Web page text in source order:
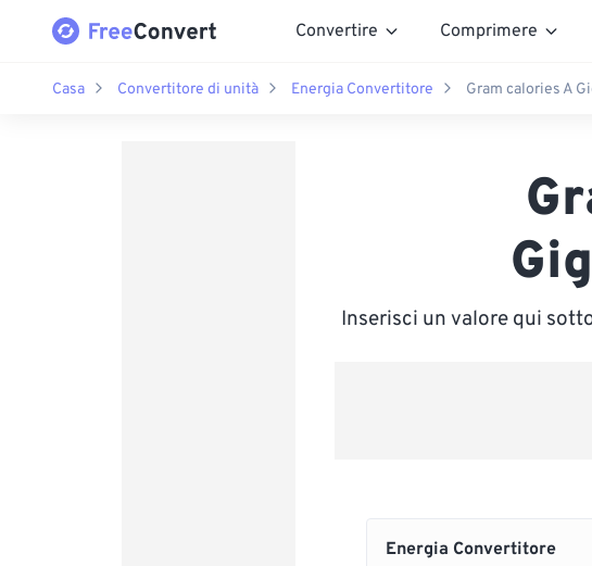
Convertire Comprimere
Casa Convertitore di unità Energia Convertitore Gram calories A
Inserisci un valore qui